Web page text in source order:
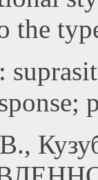
the